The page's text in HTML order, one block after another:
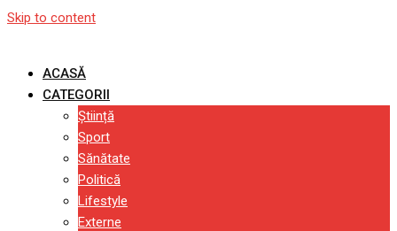
Skip to content
ACASĂ
CATEGORII
Știință
Sport
Sănătate
Politică
Lifestyle
Externe